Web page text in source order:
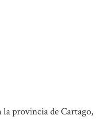
provincia de Cartago,